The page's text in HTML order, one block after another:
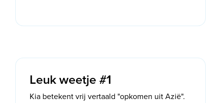
Leuk weetje #1
Kia betekent vrij vertaald "opkomen uit Azië".